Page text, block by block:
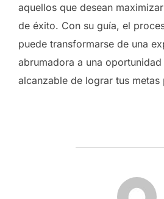
aquellos que desean
de éxito. Con su guía, el
puede transformarse de una
abrumadora a una
alcanzable de lograr tus metas
AUTOR DE LA